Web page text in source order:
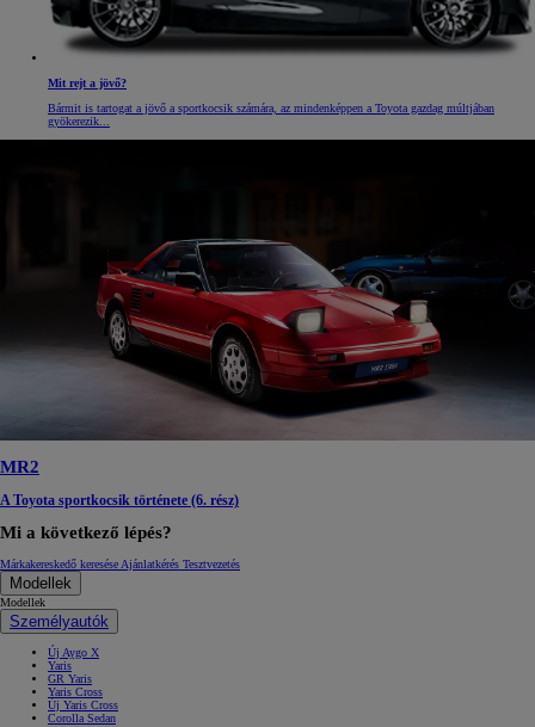
Mit rejt a jövő?
Bármit is tartogat a jövő a sportkocsik számára, az mindenképpen a Toyota gazdag múltjában
gyökerezik...
MR2
A Toyota sportkocsik története (6. rész)
Mi a következő lépés?
Márkakereskedő kereséseAjánlatkérés Tesztvezetés
Modellek
Modellek
Személyautók
Új Aygo X
Yaris
GR Yaris
Yaris Cross
Új Yaris Cross
Corolla Sedan